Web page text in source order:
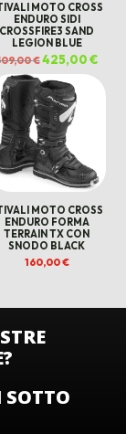
€.
MOTO CROSS
ENDURO SIDI
CROSSFIRE3 SAND
LEGION BLUE
€Il
prezzo
originale
era:
509,00 €.
425,00€Il
è:
MOTO CROSS
ENDURO FORMA
TERRAIN TX CON
SNODO BLACK
160,00€
SOTTO